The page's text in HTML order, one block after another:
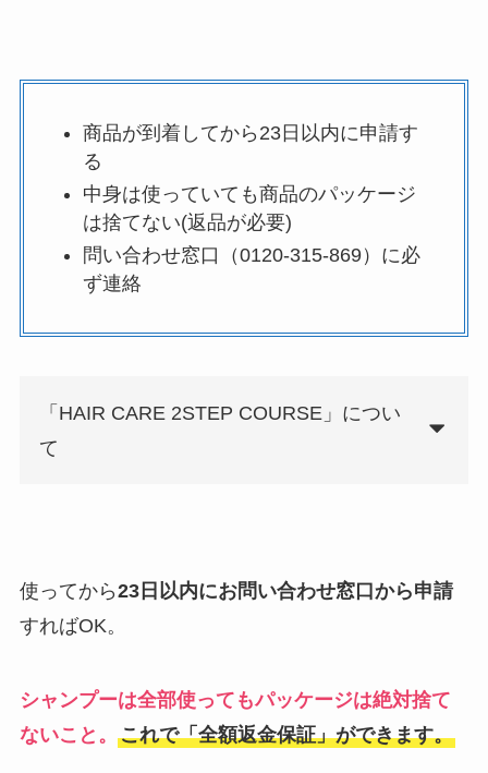
商品が到着してから23日以内に申請す
る
中身は使っていても商品のパッケージ
は捨てない(返品が必要)
問い合わせ窓口（0120-315-869）に必
ず連絡
「HAIR CARE 2STEP COURSE」につい
て
使ってから23日以内にお問い合わせ窓口から申請
すればOK。
シャンプーは全部使ってもパッケージは絶対捨て
ないこと。 これで「全額返金保証」ができます。